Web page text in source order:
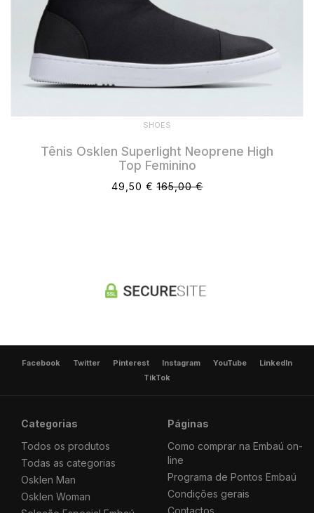
SHOES
Tênis Osklen Superlight Neoprene High
Top Feminino
49,50 €165,00 €
Facebook Twitter Pinterest Instagram YouTube
LinkedIn
TikTok
Categorias
Todos os produtos
Todas as categorias
Osklen Man
Osklen Woman
Páginas
Como comprar na Embaú on-
line
Programa de Pontos Embaú
Condições gerais